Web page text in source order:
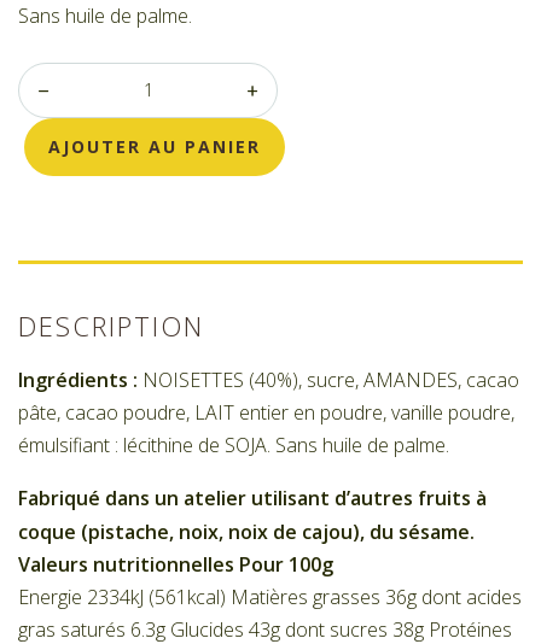
Sans huile de palme.
AJOUTER AU PANIER
DESCRIPTION
Ingrédients : NOISETTES (40%), sucre, AMANDES, cacao
pâte, cacao poudre, LAIT entier en poudre, vanille poudre,
émulsifiant : lécithine de SOJA. Sans huile de palme.
Fabriqué dans un atelier utilisant d’autres fruits à
coque (pistache, noix, noix de cajou), du sésame.
Valeurs nutritionnelles Pour 100g
Energie 2334kJ (561kcal) Matières grasses 36g dont acides
gras saturés 6.3g Glucides 43g dont sucres 38g Protéines